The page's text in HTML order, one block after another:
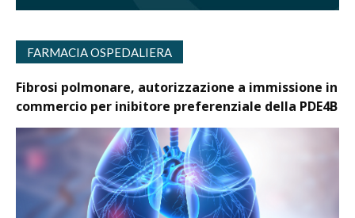
FARMACIA OSPEDALIERA
Fibrosi polmonare, autorizzazione a immissione in
commercio per inibitore preferenziale della PDE4B